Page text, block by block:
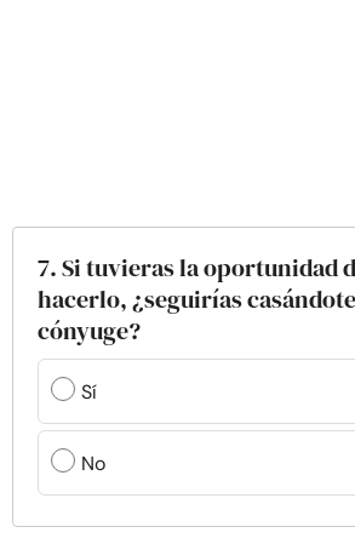
7. Si tuvieras la oportunidad
hacerlo, ¿seguirías
cónyuge?
Sí
No